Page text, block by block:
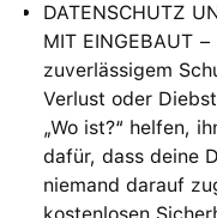
DATENSCHUTZ
MIT EINGEBAUT
zuverlässigem
Verlust oder
„Wo ist?“ helfen,
dafür, dass deine
niemand darauf